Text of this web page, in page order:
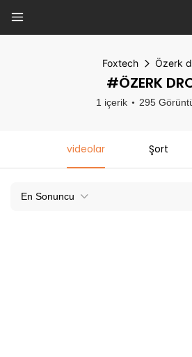
Foxtech Özerk
#ÖZERK
1 içerik 295
videolar Şort
En Sonuncu